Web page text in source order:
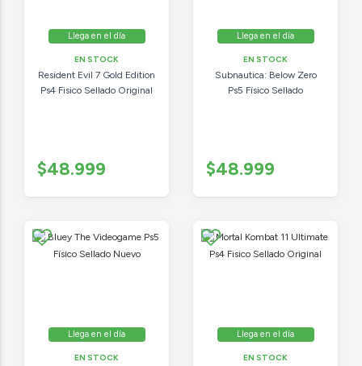
Llega en el día
EN STOCK
Resident Evil 7 Gold Edition
Ps4 Fisico Sellado Original
$48.999
Llega en el día
EN STOCK
Subnautica: Below Zero
Ps5 Físico Sellado
$48.999
Llega en el día
EN STOCK
Llega en el día
EN STOCK